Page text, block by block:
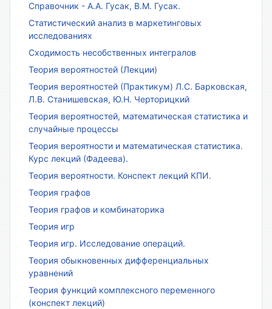
Справочник - А.А. Гусак, В.М. Гусак.
Статистический анализ в маркетинговых
исследованиях
Сходимость несобственных интегралов
Теория вероятностей (Лекции)
Теория вероятностей (Практикум) Л.С. Барковская,
Л.В. Станишевская, Ю.Н. Черторицкий
Теория вероятностей, математическая статистика и
случайные процессы
Теория вероятности и математическая статистика.
Курс лекций (Фадеева).
Теория вероятности. Конспект лекций КПИ.
Теория графов
Теория графов и комбинаторика
Теория игр
Теория игр. Исследование операций.
Теория обыкновенных дифференциальных
уравнений
Теория функций комплексного переменного
(конспект лекций)